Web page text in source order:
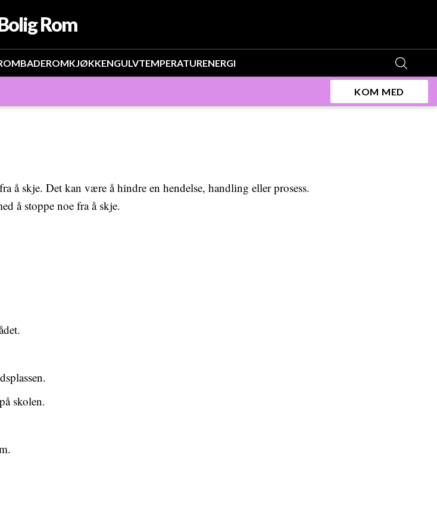
Rom
BADEROMKJØKKENGULVTEMPERATURENERGI
KOM MED
å skje. Det kan være å hindre en hendelse, handling eller prosess.
å stoppe noe fra å skje.
skolen.